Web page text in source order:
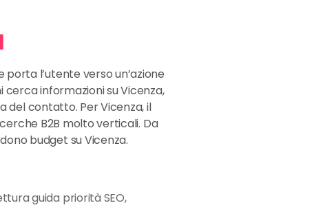
l’utente verso un’azione
informazioni su Vicenza,
del contatto. Per Vicenza, il
B2B molto verticali. Da
budget su Vicenza.
guida priorità SEO,